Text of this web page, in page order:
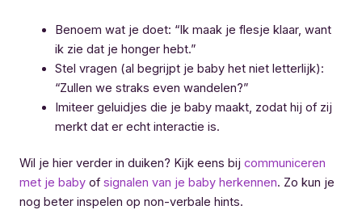
Benoem wat je doet: “Ik maak je flesje klaar, want
ik zie dat je honger hebt.”
Stel vragen (al begrijpt je baby het niet letterlijk):
“Zullen we straks even wandelen?”
Imiteer geluidjes die je baby maakt, zodat hij of zij
merkt dat er echt interactie is.
Wil je hier verder in duiken? Kijk eens bij communiceren
met je baby of signalen van je baby herkennen. Zo kun je
nog beter inspelen op non-verbale hints.